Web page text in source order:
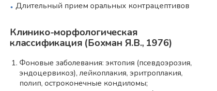
Длительный прием оральных контрацептивов
Клинико-морфологическая
классификация (Бохман Я.В., 1976)
Фоновые заболевания: эктопия (псевдоэрозия,
эндоцервикоз), лейкоплакия, эритроплакия,
полип, остроконечные кондиломы;